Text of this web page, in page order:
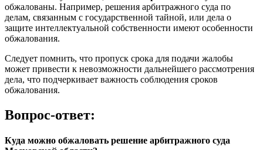
обжалованы. Например, решения арбитражного суда по
делам, связанным с государственной тайной, или дела о
защите интеллектуальной собственности имеют особенности
обжалования.
Следует помнить, что пропуск срока для подачи жалобы
может привести к невозможности дальнейшего рассмотрения
дела, что подчеркивает важность соблюдения сроков
обжалования.
Вопрос-ответ:
Куда можно обжаловать решение арбитражного суда